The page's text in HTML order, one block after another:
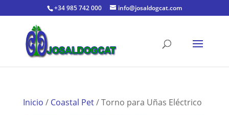
+34 985 742 000 info@josaldogcat.com
Inicio / Coastal Pet/ Torno para Uñas Eléctrico